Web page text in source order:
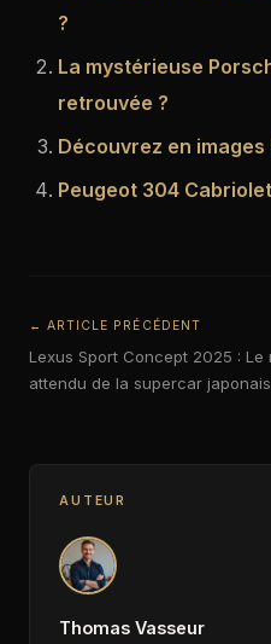
?
La mystérieuse
retrouvée ?
Découvrez en
Peugeot 304
← ARTICLE PRÉCÉDENT
Lexus Sport Concept 2025 : Le
attendu de la supercar
AUTEUR
Thomas Vasseur